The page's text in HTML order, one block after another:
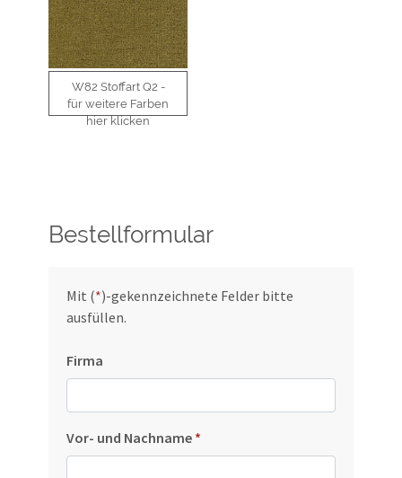
W82 Stoffart Q2 -
für weitere Farben
hier klicken
Bestellformular
Mit (*)-gekennzeichnete Felder bitte
ausfüllen.
Firma
Vor- und Nachname *